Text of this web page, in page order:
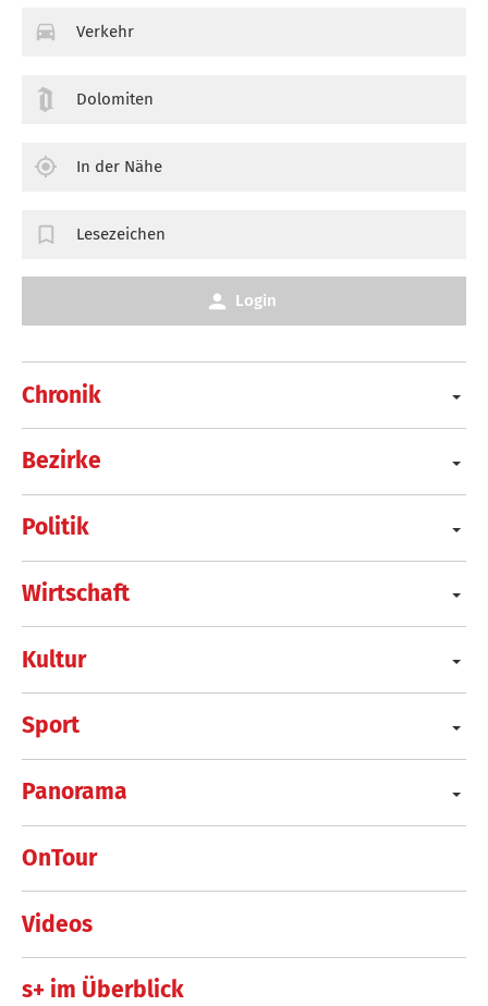
Chronik
Bezirke
Politik
Wirtschaft
Kultur
Sport
Panorama
OnTour
Videos
s+ im Überblick
Verkehr
Dolomiten
In der Nähe
Lesezeichen
Login